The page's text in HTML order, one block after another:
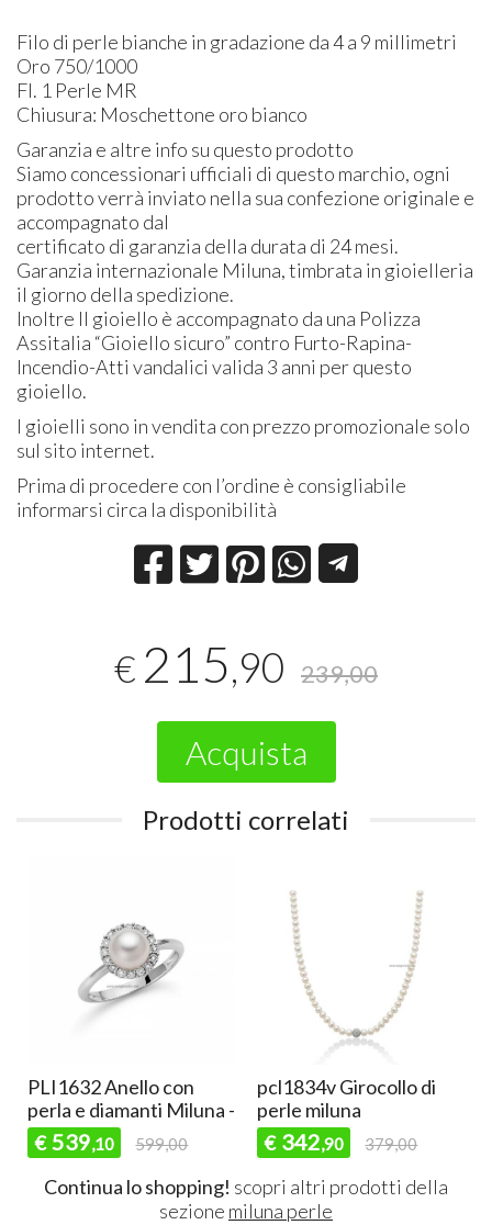
Filo di perle bianche in gradazione da 4 a 9 millimetri
Oro 750/1000
Fl. 1 Perle MR
Chiusura: Moschettone oro bianco
Garanzia e altre info su questo prodotto
Siamo concessionari ufficiali di questo marchio, ogni
prodotto verrà inviato nella sua confezione originale e
accompagnato dal
certificato di garanzia della durata di 24 mesi.
Garanzia internazionale Miluna, timbrata in gioielleria
il giorno della spedizione.
Inoltre Il gioiello è accompagnato da una Polizza
Assitalia “Gioiello sicuro” contro Furto-Rapina-
Incendio-Atti vandalici valida 3 anni per questo
gioiello.
I gioielli sono in vendita con prezzo promozionale solo
sul sito internet.
Prima di procedere con l’ordine è consigliabile
informarsi circa la disponibilità
€ 215,90 239,00
Acquista
Prodotti correlati
PLI1632 Anello con
perla e diamanti Miluna -
€ 539,10 599,00
pcl1834v Girocollo di
perle miluna
€ 342,90 379,00
Continua lo shopping! scopri altri prodotti della
sezione miluna perle